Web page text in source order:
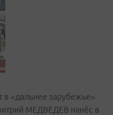
в «дальнее зарубежье»
МЕДВЕДЕВ нанёс в